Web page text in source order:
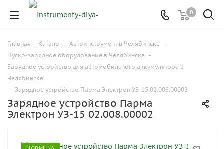
0
Главная - Каталог - Автоинструмент в Челябинске -
Пуско-зарядное оборудование в Челябинске -
Зарядное устройство для автомобильного аккумулятора в
Челябинске
- Зарядное устройство Парма Электрон УЗ-15 02.008.00002
Зарядное устройство Парма
Электрон УЗ-15 02.008.00002